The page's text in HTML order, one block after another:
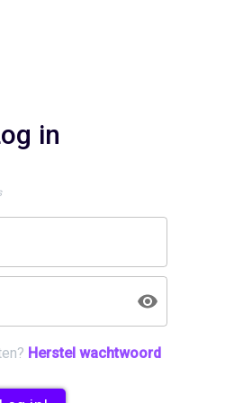
in
Herstel wachtwoord